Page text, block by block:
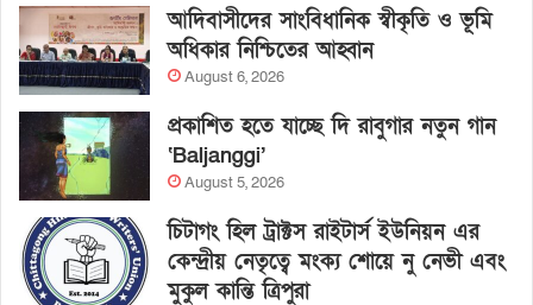
আদিবাসীদের সাংবিধানিক স্বীকৃতি ও ভূমি
অধিকার নিশ্চিতের আহ্বান
August 6, 2026
প্রকাশিত হতে যাচ্ছে দি রাবুগার নতুন গান
‘Baljanggi’
August 5, 2026
চিটাগং হিল ট্রাক্টস রাইটার্স ইউনিয়ন এর
কেন্দ্রীয় নেতৃত্বে মংক্য শোয়ে নু নেভী এবং
মুকুল কান্তি ত্রিপুরা